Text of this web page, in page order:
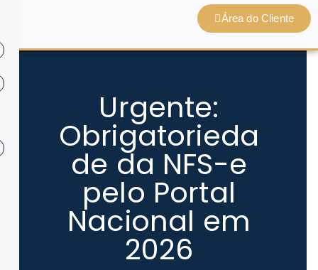
Área do Cliente
Urgente:
Obrigatorieda
de da NFS-e
pelo Portal
Nacional em
2026